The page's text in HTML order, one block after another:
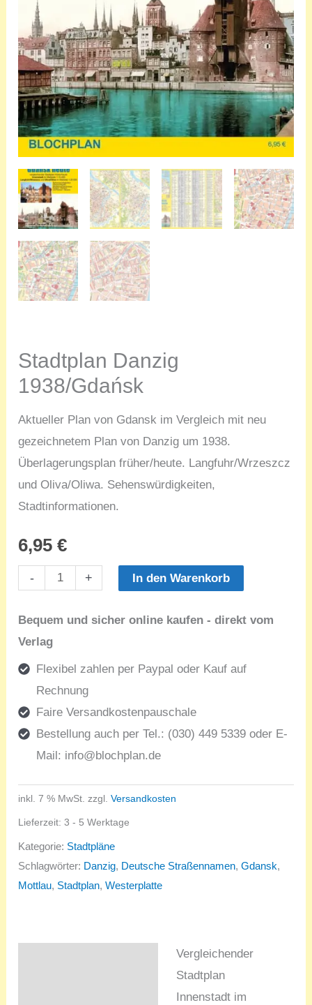
Stadtplan Danzig
1938/Gdańsk
Aktueller Plan von Gdansk im Vergleich mit neu
gezeichnetem Plan von Danzig um 1938.
Überlagerungsplan früher/heute. Langfuhr/Wrzeszcz
und Oliva/Oliwa. Sehenswürdigkeiten,
Stadtinformationen.
6,95€
-
Stadtplan
1938/Gdańsk
Menge
+ In den Warenkorb
Bequem und sicher online kaufen - direkt vom
Verlag
Flexibel zahlen per Paypal oder Kauf auf
Rechnung
Faire Versandkostenpauschale
Bestellung auch per Tel.: (030) 449 5339 oder E-
Mail: info@blochplan.de
inkl. 7 % MwSt. zzgl.Versandkosten
Lieferzeit:3 - 5 Werktage
Kategorie: Stadtpläne
Schlagwörter: Danzig, Deutsche Straßennamen,Gdansk,
Mottlau, Stadtplan,Westerplatte
Vergleichender
Stadtplan
Innenstadt im